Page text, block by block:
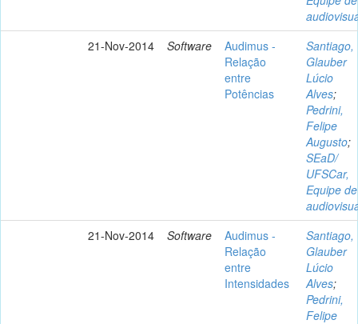
21-Nov-2014
Software
Audimus -
Relação
entre
Potências
Santiago,
Glauber
Lúcio
Alves;
Pedrini,
Felipe
Augusto;
SEaD/
UFSCar,
Equipe de
21-Nov-2014
Software
Audimus -
Relação
entre
Intensidades
Santiago,
Glauber
Lúcio
Alves;
Pedrini,
Felipe